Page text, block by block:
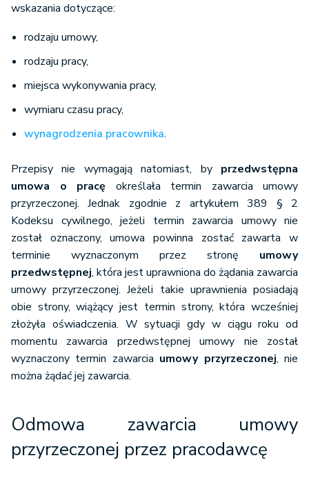
wskazania dotyczące:
rodzaju umowy,
rodzaju pracy,
miejsca wykonywania pracy,
wymiaru czasu pracy,
wynagrodzenia pracownika.
Przepisy nie wymagają natomiast, by przedwstępna
umowa o pracę określała termin zawarcia umowy
przyrzeczonej. Jednak zgodnie z artykułem 389 § 2
Kodeksu cywilnego, jeżeli termin zawarcia umowy nie
został oznaczony, umowa powinna zostać zawarta w
terminie wyznaczonym przez stronę umowy
przedwstępnej, która jest uprawniona do żądania zawarcia
umowy przyrzeczonej. Jeżeli takie uprawnienia posiadają
obie strony, wiążący jest termin strony, która wcześniej
złożyła oświadczenia. W sytuacji gdy w ciągu roku od
momentu zawarcia przedwstępnej umowy nie został
wyznaczony termin zawarcia umowy przyrzeczonej, nie
można żądać jej zawarcia.
Odmowa zawarcia umowy
przyrzeczonej przez pracodawcę